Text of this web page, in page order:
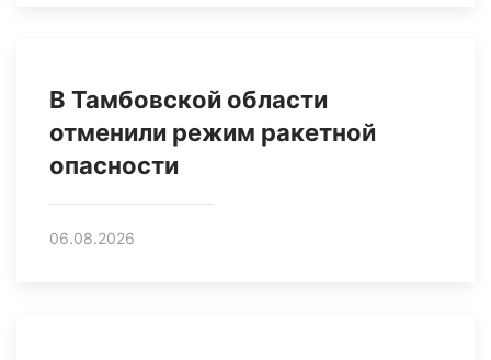
В Тамбовской области
отменили режим ракетной
опасности
06.08.2026